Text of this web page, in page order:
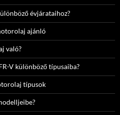
évjárataihoz?
ajánló
való?
V különböző típusaiba?
típusok